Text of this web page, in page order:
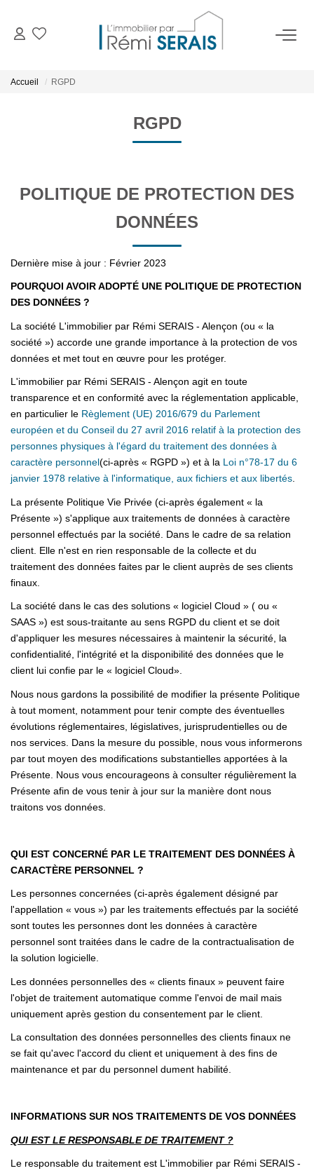
BIENS VENDUS
Extranet
NOS AGENCES
Accueil RGPD
RGPD
POLITIQUE DE PROTECTION DES
DONNÉES
Dernière mise à jour : Février 2023
POURQUOI AVOIR ADOPTÉ UNE POLITIQUE DE PROTECTION
DES DONNÉES ?
La société L'immobilier par Rémi SERAIS - Alençon (ou « la
société ») accorde une grande importance à la protection de vos
données et met tout en œuvre pour les protéger.
L'immobilier par Rémi SERAIS - Alençon agit en toute
transparence et en conformité avec la réglementation applicable,
en particulier le Règlement (UE) 2016/679 du Parlement
européen et du Conseil du 27 avril 2016 relatif à la protection des
personnes physiques à l'égard du traitement des données à
caractère personnel(ci-après « RGPD ») et à la Loi n°78-17 du 6
janvier 1978 relative à l'informatique, aux fichiers et aux libertés
La présente Politique Vie Privée (ci-après également « la
Présente ») s'applique aux traitements de données à caractère
personnel effectués par la société. Dans le cadre de sa relation
client. Elle n'est en rien responsable de la collecte et du
traitement des données faites par le client auprès de ses clients
finaux.
La société dans le cas des solutions « logiciel Cloud » ( ou «
SAAS ») est sous-traitante au sens RGPD du client et se doit
d'appliquer les mesures nécessaires à maintenir la sécurité, la
confidentialité, l'intégrité et la disponibilité des données que le
client lui confie par le « logiciel Cloud».
Nous nous gardons la possibilité de modifier la présente Politique
à tout moment, notamment pour tenir compte des éventuelles
évolutions réglementaires, législatives, jurisprudentielles ou de
nos services. Dans la mesure du possible, nous vous informerons
par tout moyen des modifications substantielles apportées à la
Présente. Nous vous encourageons à consulter régulièrement la
Présente afin de vous tenir à jour sur la manière dont nous
traitons vos données.
QUI EST CONCERNÉ PAR LE TRAITEMENT DES DONNÉES À
CARACTÈRE PERSONNEL ?
Les personnes concernées (ci-après également désigné par
l'appellation « vous ») par les traitements effectués par la société
sont toutes les personnes dont les données à caractère
personnel sont traitées dans le cadre de la contractualisation de
la solution logicielle.
Les données personnelles des « clients finaux » peuvent faire
l'objet de traitement automatique comme l'envoi de mail mais
uniquement après gestion du consentement par le client.
La consultation des données personnelles des clients finaux ne
se fait qu'avec l'accord du client et uniquement à des fins de
maintenance et par du personnel dument habilité.
INFORMATIONS SUR NOS TRAITEMENTS DE VOS DONNÉES
QUI EST LE RESPONSABLE DE TRAITEMENT ?
Le responsable du traitement est L'immobilier par Rémi SERAIS -